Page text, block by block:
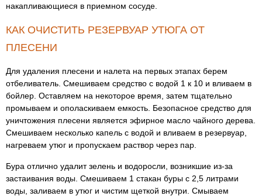
накапливающиеся в приемном сосуде.
КАК ОЧИСТИТЬ РЕЗЕРВУАР УТЮГА ОТ
ПЛЕСЕНИ
Для удаления плесени и налета на первых этапах берем
отбеливатель. Смешиваем средство с водой 1 к 10 и вливаем в
бойлер. Оставляем на некоторое время, затем тщательно
промываем и ополаскиваем емкость. Безопасное средство для
уничтожения плесени является эфирное масло чайного дерева.
Смешиваем несколько капель с водой и вливаем в резервуар,
нагреваем утюг и пропускаем раствор через пар.
Бура отлично удалит зелень и водоросли, возникшие из-за
застаивания воды. Смешиваем 1 стакан буры с 2,5 литрами
воды, заливаем в утюг и чистим щеткой внутри. Смываем